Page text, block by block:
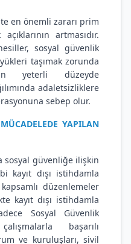
en önemli zararı prim
artmasıdır.
sosyal güvenlik
taşımak zorunda
yeterli düzeyde
adaletsizliklere
sebep olur.
YAPILAN
sosyal güvenliğe ilişkin
kayıt dışı istihdamla
düzenlemeler
kayıt dışı istihdamla
Sosyal Güvenlik
başarılı
ve kuruluşları, sivil